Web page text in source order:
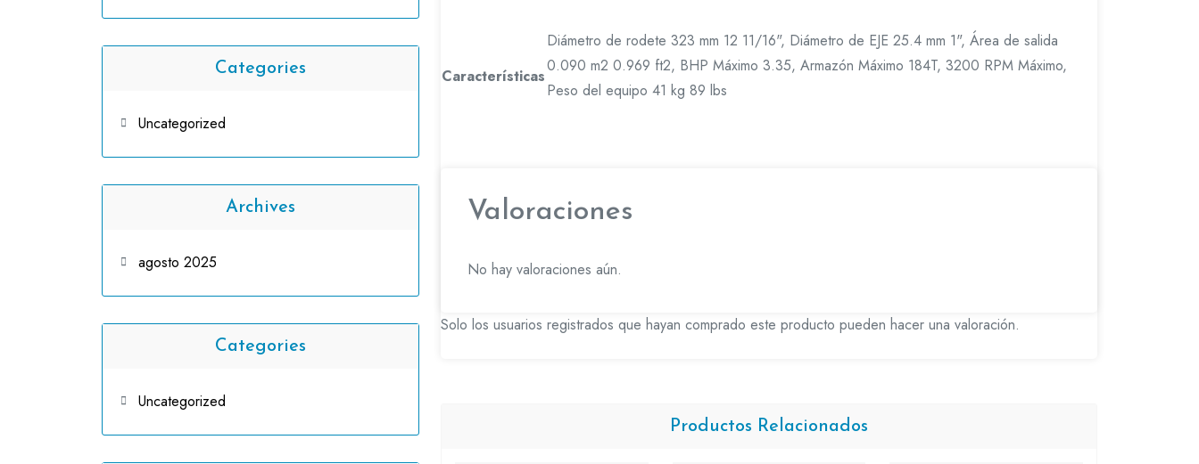
Características
Diámetro de rodete 323 mm 12 11/16", Diámetro de EJE 25.4 mm 1", Área de salida
0.090 m2 0.969 ft2, BHP Máximo 3.35, Armazón Máximo 184T, 3200 RPM Máximo,
Peso del equipo 41 kg 89 lbs
Valoraciones
No hay valoraciones aún.
Solo los usuarios registrados que hayan comprado este producto pueden hacer una valoración.
Productos Relacionados
Categories
Uncategorized
Archives
agosto 2025
Categories
Uncategorized